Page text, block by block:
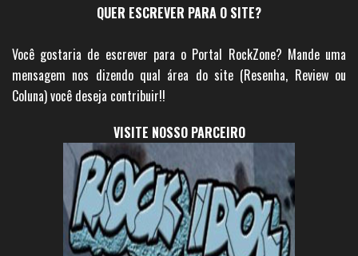
QUER ESCREVER PARA O SITE?
Você gostaria de escrever para o Portal RockZone? Mande uma
mensagem nos dizendo qual área do site (Resenha, Review ou
Coluna) você deseja contribuir!!
VISITE NOSSO PARCEIRO